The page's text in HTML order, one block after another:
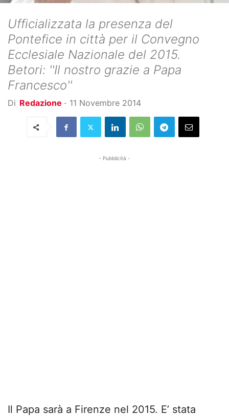
Ufficializzata la presenza del
Pontefice in città per il Convegno
Ecclesiale Nazionale del 2015.
Betori: ''Il nostro grazie a Papa
Francesco''
Di Redazione - 11 Novembre 2014
- Pubblicità -
Il Papa sarà a Firenze nel 2015. E’ stata